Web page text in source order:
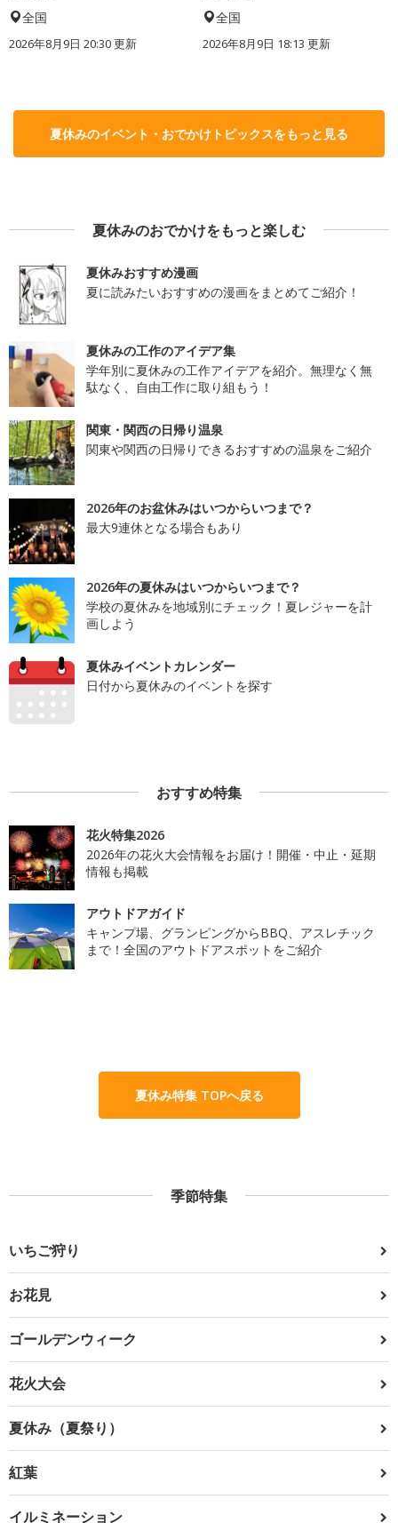
全国
2026年8月9日 20:30更新
全国
2026年8月9日 18:13 更新
夏休みのイベント・おでかけトピックスをもっと見る
夏休みのおでかけをもっと楽しむ
夏休みおすすめ漫画
夏に読みたいおすすめの漫画をまとめてご紹介！
夏休みの工作のアイデア集
学年別に夏休みの工作アイデアを紹介。無理なく無
駄なく、自由工作に取り組もう！
関東・関西の日帰り温泉
関東や関西の日帰りできるおすすめの温泉をご紹介
2026年のお盆休みはいつからいつまで？
最大9連休となる場合もあり
2026年の夏休みはいつからいつまで？
学校の夏休みを地域別にチェック！夏レジャーを計
画しよう
夏休みイベントカレンダー
日付から夏休みのイベントを探す
おすすめ特集
花火特集2026
2026年の花火大会情報をお届け！開催・中止・延期
情報も掲載
アウトドアガイド
キャンプ場、グランピングからBBQ、アスレチック
まで！全国のアウトドアスポットをご紹介
夏休み特集 TOPへ戻る
季節特集
いちご狩り
お花見
ゴールデンウィーク
花火大会
夏休み（夏祭り）
紅葉
イルミネーション